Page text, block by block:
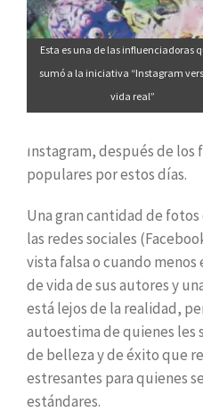
Esta es una de las influenciadoras
sumó a la iniciativa “Instagram
vida real”
Instagram, después de
populares por estos días.
Una gran cantidad de
las redes sociales
vista falsa o cuando
de vida de sus autores y
está lejos de la realidad,
autoestima de quienes les
de belleza y de éxito que
estresantes para quienes
estándares.